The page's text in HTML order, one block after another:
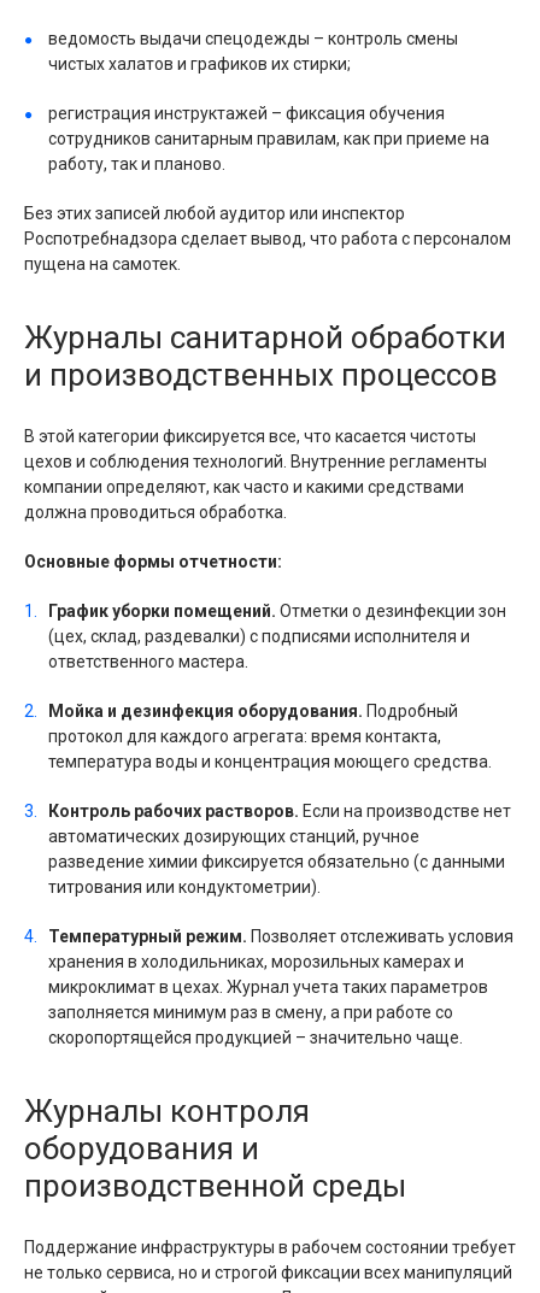
ведомость выдачи спецодежды – контроль смены
чистых халатов и графиков их стирки;
регистрация инструктажей – фиксация обучения
сотрудников санитарным правилам, как при приеме на
работу, так и планово.
Без этих записей любой аудитор или инспектор
Роспотребнадзора сделает вывод, что работа с персоналом
пущена на самотек.
Журналы санитарной обработки
и производственных процессов
В этой категории фиксируется все, что касается чистоты
цехов и соблюдения технологий. Внутренние регламенты
компании определяют, как часто и какими средствами
должна проводиться обработка.
Основные формы отчетности:
График уборки помещений. Отметки о дезинфекции зон
(цех, склад, раздевалки) с подписями исполнителя и
ответственного мастера.
Мойка и дезинфекция оборудования. Подробный
протокол для каждого агрегата: время контакта,
температура воды и концентрация моющего средства.
Контроль рабочих растворов. Если на производстве нет
автоматических дозирующих станций, ручное
разведение химии фиксируется обязательно (с данными
титрования или кондуктометрии).
Температурный режим. Позволяет отслеживать условия
хранения в холодильниках, морозильных камерах и
микроклимат в цехах. Журнал учета таких параметров
заполняется минимум раз в смену, а при работе со
скоропортящейся продукцией – значительно чаще.
Журналы контроля
оборудования и
производственной среды
Поддержание инфраструктуры в рабочем состоянии требует
не только сервиса, но и строгой фиксации всех манипуляций